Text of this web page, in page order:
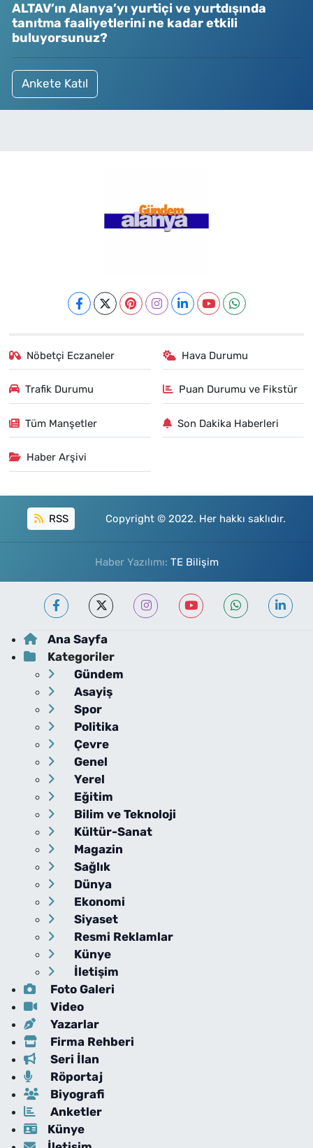
ALTAV’ın Alanya’yı yurtiçi ve yurtdışında
tanıtma faaliyetlerini ne kadar etkili
buluyorsunuz?
Ankete Katıl
Nöbetçi Eczaneler Hava Durumu
Trafik Durumu Puan Durumu ve Fikstür
Tüm Manşetler Son Dakika Haberleri
Haber Arşivi
RSS Copyright © 2022. Her hakkı saklıdır.
Haber Yazılımı: TE Bilişim
Ana Sayfa
Kategoriler
Gündem
Asayiş
Spor
Politika
Çevre
Genel
Yerel
Eğitim
Bilim ve Teknoloji
Kültür-Sanat
Magazin
Sağlık
Dünya
Ekonomi
Siyaset
Resmi Reklamlar
Künye
İletişim
Foto Galeri
Video
Yazarlar
Firma Rehberi
Seri İlan
Röportaj
Biyografi
Anketler
Künye